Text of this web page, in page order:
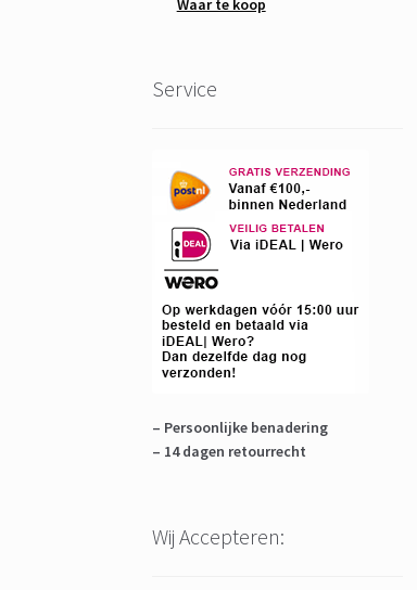
Waar te koop
Service
– Persoonlijke benadering
– 14 dagen retourrecht
Wij Accepteren: